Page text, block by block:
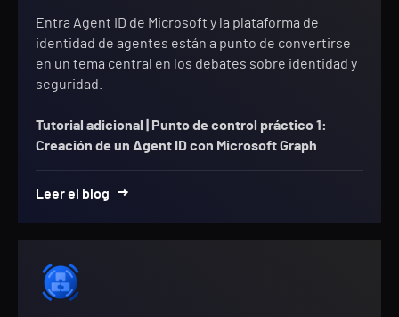
Entra Agent ID de Microsoft y la plataforma de
identidad de agentes están a punto de convertirse
en un tema central en los debates sobre identidad y
seguridad.
Tutorial adicional |
Punto de control práctico 1:
Creación de un Agent ID con Microsoft Graph
Leer el blog